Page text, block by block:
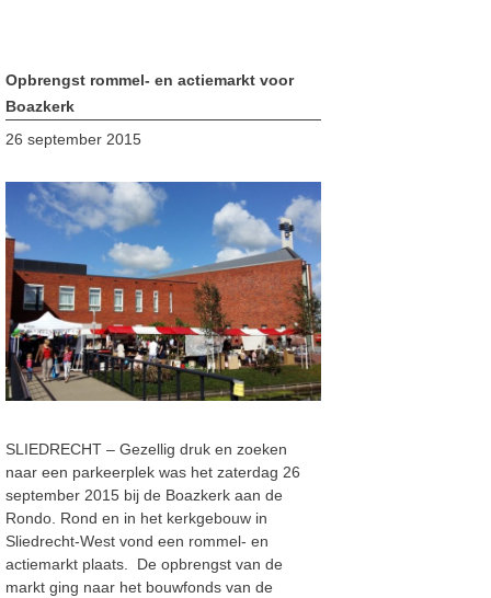
Opbrengst rommel- en actiemarkt voor
Boazkerk
26 september 2015
SLIEDRECHT – Gezellig druk en zoeken
naar een parkeerplek was het zaterdag 26
september 2015 bij de Boazkerk aan de
Rondo. Rond en in het kerkgebouw in
Sliedrecht-West vond een rommel- en
actiemarkt plaats. De opbrengst van de
markt ging naar het bouwfonds van de